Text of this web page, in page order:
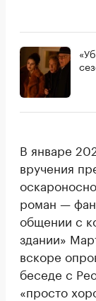
В январе
вручения
роман —
общении с
здании»
вскоре
беседе с
«просто